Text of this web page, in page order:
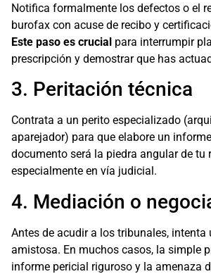
Notifica formalmente los defectos o el
burofax con acuse de recibo y
Este paso es crucial para interrumpir
prescripción y demostrar que has
3. Peritación técnica
Contrata a un perito especializado
aparejador) para que elabore un
documento será la piedra angular de tu
especialmente en vía judicial.
4. Mediación o
Antes de acudir a los tribunales, intenta
amistosa. En muchos casos, la simple
informe pericial riguroso y la amenaza